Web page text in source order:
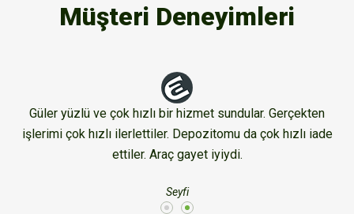
Müşteri Deneyimleri
Güler yüzlü ve çok hızlı bir hizmet sundular. Gerçekten
işlerimi çok hızlı ilerlettiler. Depozitomu da çok hızlı iade
ettiler. Araç gayet iyiydi.
Seyfi